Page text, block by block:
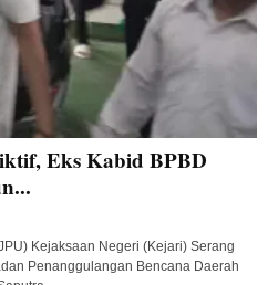
Eks Kabid BPBD
Kejaksaan Negeri (Kejari) Serang
Penanggulangan Bencana Daerah